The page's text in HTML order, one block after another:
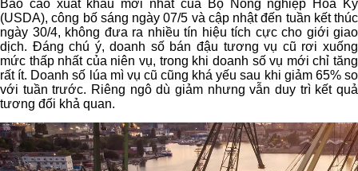
Báo cáo xuất khẩu mới nhất của Bộ Nông nghiệp Hoa Kỳ
(USDA), công bố sáng ngày 07/5 và cập nhật đến tuần kết thúc
ngày 30/4, không đưa ra nhiều tín hiệu tích cực cho giới giao
dịch. Đáng chú ý, doanh số bán đậu tương vụ cũ rơi xuống
mức thấp nhất của niên vụ, trong khi doanh số vụ mới chỉ tăng
rất ít. Doanh số lúa mì vụ cũ cũng khá yếu sau khi giảm 65% so
với tuần trước. Riêng ngô dù giảm nhưng vẫn duy trì kết quả
tương đối khả quan.